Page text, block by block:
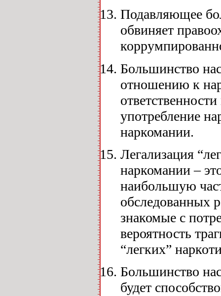
Подавляющее
обвиняет
Большинство
отношению к
употребление
наркомании.
Легализация
наркомании –
наибольшую
обследованных
знакомые с
вероятность
“легких”
Большинство
будет